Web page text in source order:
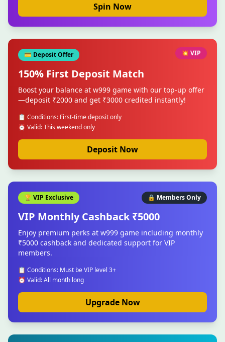
Spin Now
💳 Deposit Offer 💥 VIP
150% First Deposit Match
Boost your balance at w999 game with our top-up offer
—deposit ₹2000 and get ₹3000 credited instantly!
📋 Conditions: First-time deposit only
⏰ Valid: This weekend only
Deposit Now
🏆 VIP Exclusive 🔒 Members Only
VIP Monthly Cashback ₹5000
Enjoy premium perks at w999 game including monthly
₹5000 cashback and dedicated support for VIP
members.
📋 Conditions: Must be VIP level 3+
⏰ Valid: All month long
Upgrade Now